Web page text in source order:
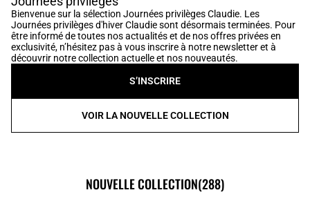
Bienvenue sur la sélection Journées privilèges Claudie. Les
Journées privilèges d'hiver Claudie sont désormais terminées. Pour
être informé de toutes nos actualités et de nos offres privées en
exclusivité, n’hésitez pas à vous inscrire à notre newsletter et à
découvrir notre collection actuelle et nos nouveautés.
S’INSCRIRE
VOIR LA NOUVELLE COLLECTION
NOUVELLE COLLECTION(288)